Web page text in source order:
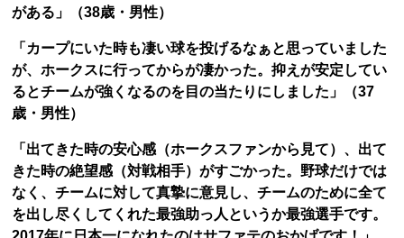
がある」（38歳・男性）
「カープにいた時も凄い球を投げるなぁと思っていました
が、ホークスに行ってからが凄かった。抑えが安定してい
るとチームが強くなるのを目の当たりにしました」（37
歳・男性）
「出てきた時の安心感（ホークスファンから見て）、出て
きた時の絶望感（対戦相手）がすごかった。野球だけでは
なく、チームに対して真摯に意見し、チームのために全て
を出し尽くしてくれた最強助っ人というか最強選手です。